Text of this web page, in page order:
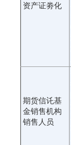
资产证劵化
期货信讬基
金销售机构
销售人员